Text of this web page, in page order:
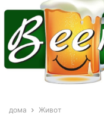
дома Живот